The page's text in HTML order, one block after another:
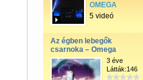
OMEGA
5 videó
Az égben lebegők
csarnoka – Omega
3 éve
Látták:146